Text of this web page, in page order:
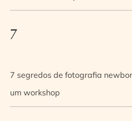
7
7 segredos de fotografia
um workshop